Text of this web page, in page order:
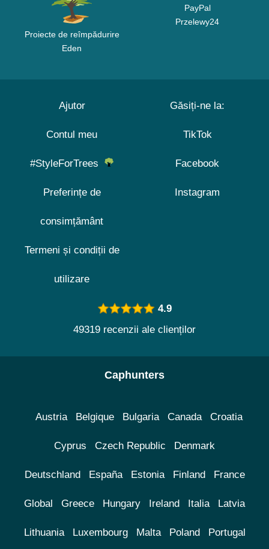
Proiecte de reîmpădurire
Eden
PayPal
Przelewy24
Ajutor
Contul meu
#StyleForTrees
Preferințe de
consimțământ
Termeni și condiții de
utilizare
Găsiți-ne la:
TikTok
Facebook
Instagram
4.9
49319 recenzii ale clienților
Caphunters
Austria Belgique Bulgaria Canada Croatia
Cyprus Czech Republic Denmark
Deutschland España Estonia Finland France
Global Greece Hungary Ireland Italia Latvia
Lithuania Luxembourg Malta Poland Portugal